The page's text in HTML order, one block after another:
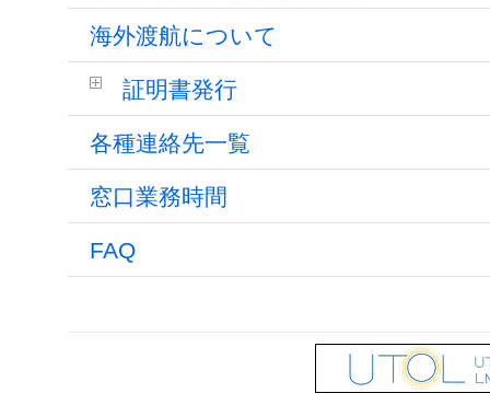
海外渡航について
証明書発行
各種連絡先一覧
窓口業務時間
FAQ